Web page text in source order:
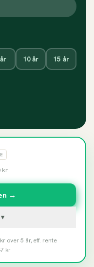
10år 15 år
kr
→
over 5 år, eff. rente
kr